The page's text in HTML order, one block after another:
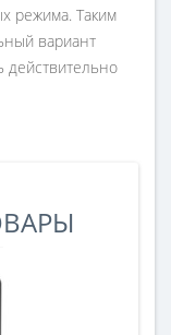
режима. Таким
вариант
действительно